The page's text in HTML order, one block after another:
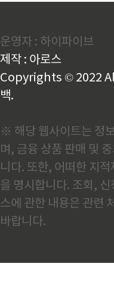
운영자 : 하이파이브
제작 : 아로스
Copyrights © 2022
백.
※ 해당 웹사이트는 정
며, 금융 상품 판매 및
니다. 또한, 어떠한 지
을 명시합니다. 조회, 신
스에 관한 내용은 관련
바랍니다.